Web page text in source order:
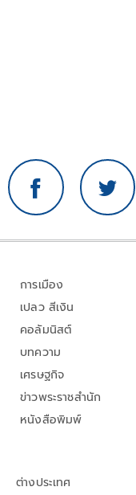
การเมือง
เปลว สีเงิน
คอลัมนิสต์
บทความ
เศรษฐกิจ
ข่าวพระราชสำนัก
หนังสือพิมพ์
ต่างประเทศ